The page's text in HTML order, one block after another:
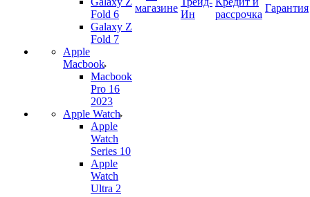
Fold 6
Galaxy Z
Fold 7
Apple
Macbook
Macbook
Pro 16
2023
Apple Watch
Apple
Watch
Series 10
Apple
Watch
Ultra 2
магазине
Ин
рассрочка
Гарантия